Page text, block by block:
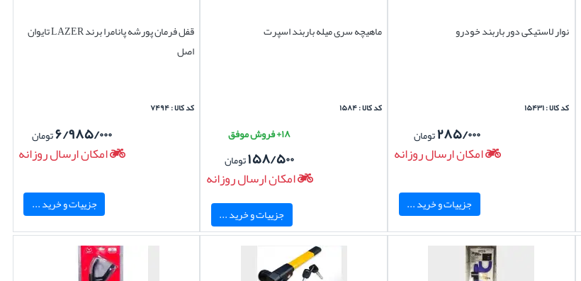
نوار لاستیکی دور باربند خودرو
کد کالا : ۱۵۴۳۱
۲۸۵/۰۰۰تومان
امکان ارسال روزانه
جزییات و خرید ...
ماهیچه سری میله باربند اسپرت
کد کالا : ۱۵۸۴
۱۸+ فروش موفق
۱۵۸/۵۰۰تومان
امکان ارسال روزانه
جزییات و خرید ...
قفل فرمان پورشه پانامرا برند LAZER تایوان
اصل
کد کالا : ۷۴۹۴
۶/۹۸۵/۰۰۰تومان
امکان ارسال روزانه
جزییات و خرید ...